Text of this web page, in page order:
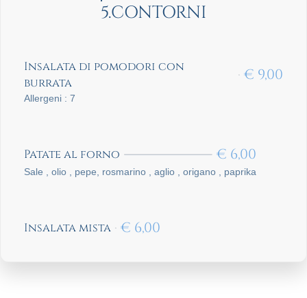
5.CONTORNI
Insalata di pomodori con
burrata
€ 9,00
Allergeni : 7
Patate al forno € 6,00
Sale , olio , pepe, rosmarino , aglio , origano , paprika
Insalata mista € 6,00